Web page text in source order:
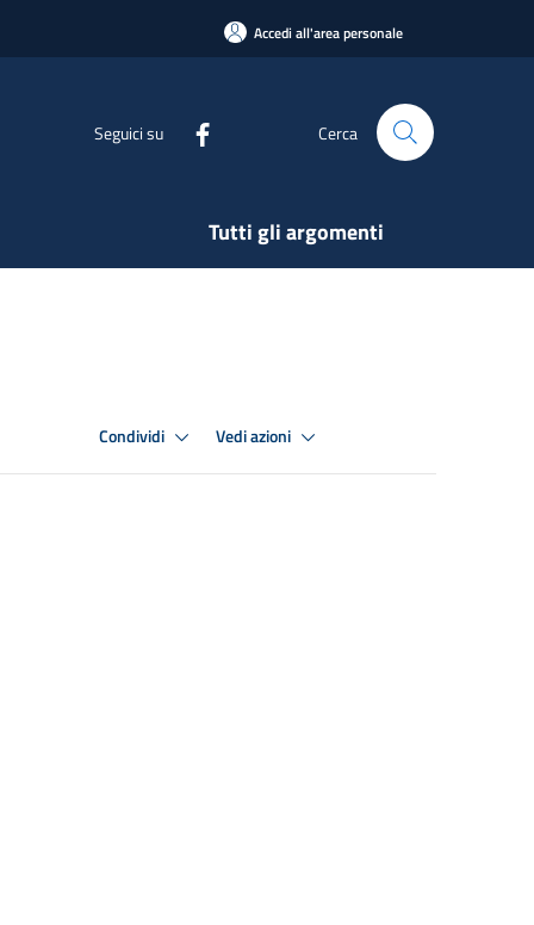
Accedi all'area personale
Seguici su Cerca
Tutti gli argomenti
Condividi Vedi azioni